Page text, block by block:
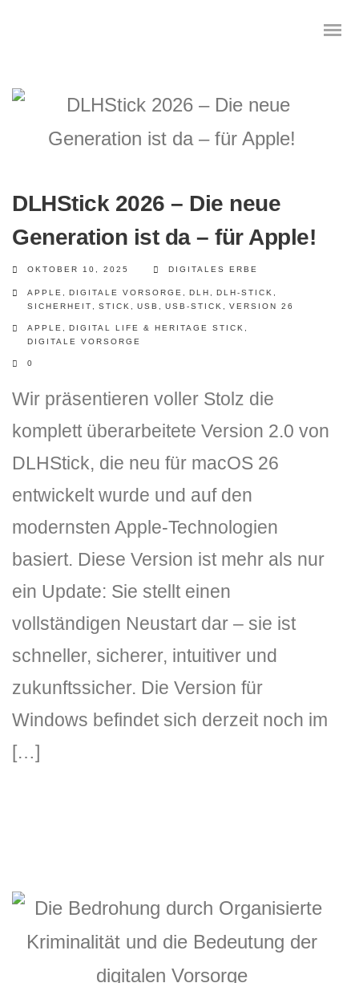
Das digitale Testament
Digitaler Nachlass
DLH Stick – Sicherheitskonzept
Hilfe
DLH Stick Bedienungsanleitung
Versionsinformationen
DLHStick 2026 – Die neue
Generation ist da – für Apple!
OKTOBER 10, 2025 DIGITALES ERBE
APPLE DIGITALE VORSORGE DLH DLH-STICK
SICHERHEIT
STICK USB USB-STICK VERSION 26
APPLE DIGITAL LIFE & HERITAGE STICK
DIGITALE VORSORGE
0
Wir präsentieren voller Stolz die
komplett überarbeitete Version 2.0 von
DLHStick, die neu für macOS 26
entwickelt wurde und auf den
modernsten Apple-Technologien
basiert. Diese Version ist mehr als nur
ein Update: Sie stellt einen
vollständigen Neustart dar – sie ist
schneller, sicherer, intuitiver und
zukunftssicher. Die Version für
Windows befindet sich derzeit noch im
[…]